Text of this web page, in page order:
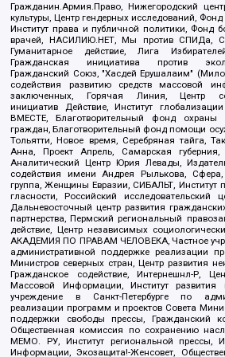
Гражданин.Армия.Право, Нижегородский
культуры, Центр гендерных исследований,
Институт права и публичной политики, Фонд
врачей, НАСИЛИЮ.НЕТ, Мы против СПИДа,
Гуманитарное действие, Лига
Гражданская инициатива против
Гражданский Союз, "Хасдей Ерушалаим"
содействия развитию средств массовой
заключенных, Горячая Линия, Центр
инициатив Действие, Институт
ВМЕСТЕ, Благотворительный фонд
граждан, Благотворительный фонд помощи
Тольятти, Новое время, Серебряная тайга,
Анна, Проект Апрель, Самарская
Аналитический Центр Юрия Левады,
содействия имени Андрея Рылькова, Сфера,
группа, Женщины Евразии, СИБАЛЬТ, Институт
гласности, Российский исследовательский
Дальневосточный центр развития
партнерства, Пермский региональный
действие, Центр независимых
АКАДЕМИЯ ПО ПРАВАМ ЧЕЛОВЕКА, Частное
административной поддержке реализации
Министров северных стран, Центр развития
Гражданское содействие, Интернешнл-Р,
Массовой Информации, Институт
учреждение в Санкт-Петербурге по
реализации программ и проектов Совета
поддержки свободы прессы, Гражданский
Общественная комиссия по сохранению
МЕМО. РУ, Институт региональной прессы,
Информации, Экозащита!-Женсовет,